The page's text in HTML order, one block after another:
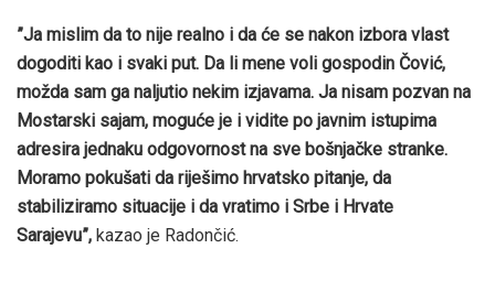
”Ja mislim da to nije realno i da će se nakon izbora vlast
dogoditi kao i svaki put. Da li mene voli gospodin Čović,
možda sam ga naljutio nekim izjavama. Ja nisam pozvan na
Mostarski sajam, moguće je i vidite po javnim istupima
adresira jednaku odgovornost na sve bošnjačke stranke.
Moramo pokušati da riješimo hrvatsko pitanje, da
stabiliziramo situacije i da vratimo i Srbe i Hrvate
Sarajevu”, kazao je Radončić.